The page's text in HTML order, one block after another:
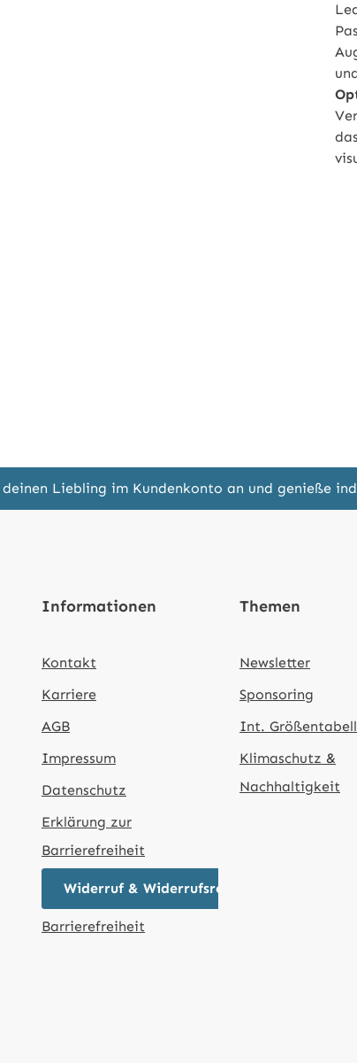
Liebling im Kundenkonto an und genieße
Informationen
Kontakt
Karriere
AGB
Impressum
Datenschutz
Erklärung zur
Barrierefreiheit
Widerruf & Widerrufsrecht
Barrierefreiheit
Themen
Newsletter
Sponsoring
Int.
Klimaschutz &
Nachhaltigkeit